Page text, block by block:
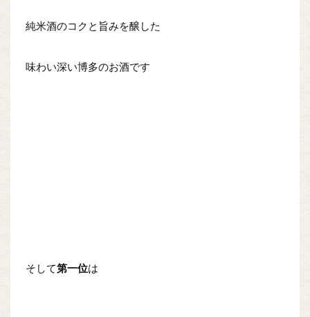
純米酒のコクと旨みを醸した
味わい深い博多のお酒です
そして第一位は